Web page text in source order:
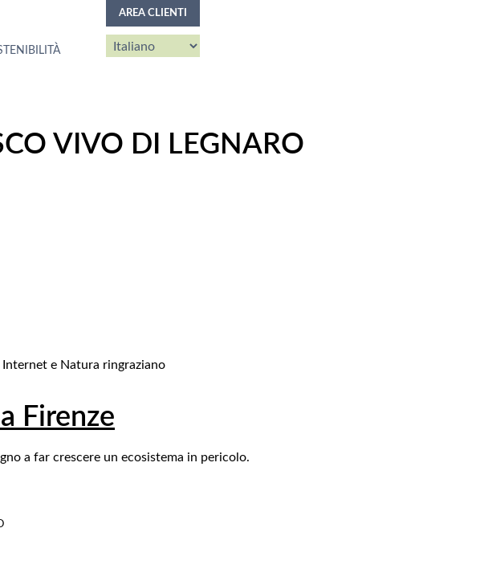
AREA CLIENTI
VIVO DI LEGNARO
Internet e Natura ringraziano
Firenze
a far crescere un ecosistema in pericolo.